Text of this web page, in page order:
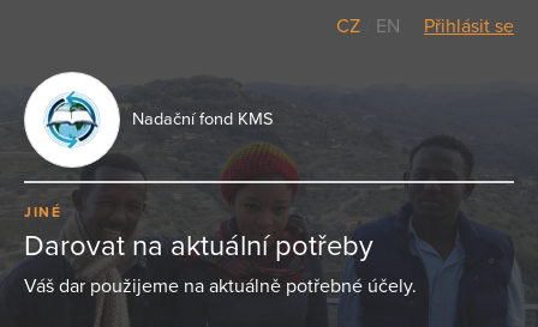
CZ EN Přihlásit se
Nadační fond KMS
JINÉ
Darovat na aktuální potřeby
Váš dar použijeme na aktuálně potřebné účely.